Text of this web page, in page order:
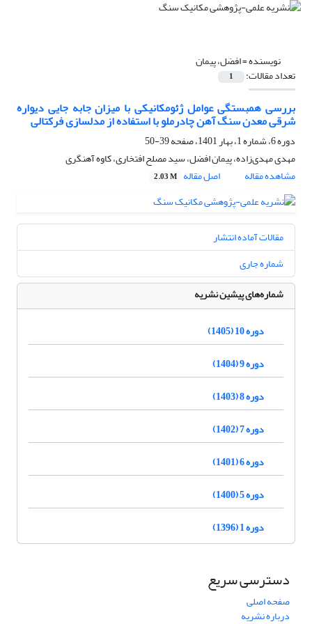
نویسنده =افضل، پیمان
تعداد مقالات: 1
بررسی همبستگی عوامل ژئومکانیکی با میزان جابه جایی دیواره
شرقی معدن سنگ آهن چادرملو با استفاده از مدلسازی فرکتالی
دوره 6، شماره 1، بهار 1401، صفحه
39-50
مهدی مهدی‌زاده، پیمان افضل، سید مصلح افتخاری، کاوه آهنگری
مشاهده مقاله
اصل مقاله 2.03 M
مقالات آماده انتشار
شماره جاری
شماره‌های پیشین نشریه
دوره 10 (1405)
دوره 9 (1404)
دوره 8 (1403)
دوره 7 (1402)
دوره 6 (1401)
دوره 5 (1400)
دوره 1 (1396)
دسترسی سریع
صفحه اصلی
درباره نشریه